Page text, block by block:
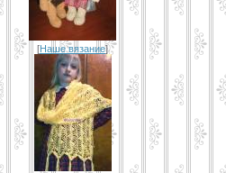
[Наше вязание]